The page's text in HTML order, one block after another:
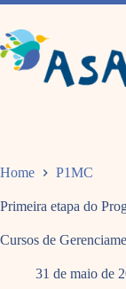
Pular
o
conteúdo
Home P1MC
Primeira etapa do
Cursos de
31 de maio de